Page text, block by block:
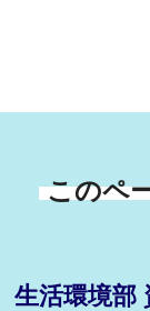
このペ
生活環境部